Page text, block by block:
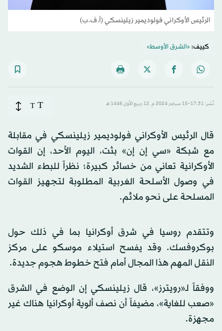
الرئيس الأوكراني فولوديمير زيلينسكي (أ.ف.ب)
كييف:«الشرق الأوسط»
نُشر: 17:31-15 سبتمبر 2024 م ـ 12 ربيع الأول 1446 هـ T
T
قال الرئيس الأوكراني فولوديمير زيلينسكي في مقابلة
مع شبكة «سي إن إن» بثت، اليوم الأحد، إن القوات
الأوكرانية تعاني من خسائر كبيرة؛ نظراً للبطء الشديد
في وصول الأسلحة الغربية المطلوبة لتجهيز القوات
المسلحة على نحو ملائم.
وتتقدم روسيا في شرق أوكرانيا بما في ذلك حول
بوكروفسك. وقد يفسح استيلاء موسكو على مركز
النقل المهم هذا المجال أمام فتح خطوط هجوم جديدة.
ووفقاً لـ«رويترز»، قال زيلينسكي إن الوضع في الشرق
«صعب للغاية»، مضيفاً أن نصف ألوية أوكرانيا هناك غير
مجهزة.